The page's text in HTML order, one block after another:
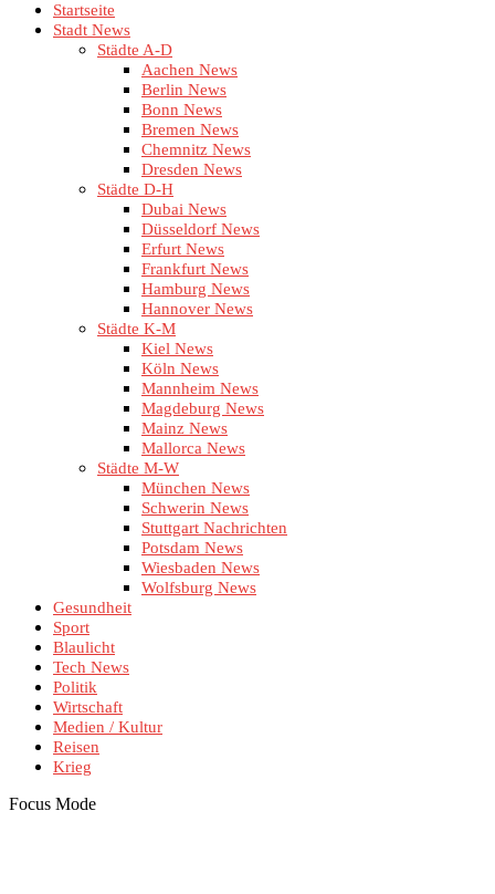
Startseite
Stadt News
Städte A-D
Aachen News
Berlin News
Bonn News
Bremen News
Chemnitz News
Dresden News
Städte D-H
Dubai News
Düsseldorf News
Erfurt News
Frankfurt News
Hamburg News
Hannover News
Städte K-M
Kiel News
Köln News
Mannheim News
Magdeburg News
Mainz News
Mallorca News
Städte M-W
München News
Schwerin News
Stuttgart Nachrichten
Potsdam News
Wiesbaden News
Wolfsburg News
Gesundheit
Sport
Blaulicht
Tech News
Politik
Wirtschaft
Medien / Kultur
Reisen
Krieg
Focus Mode